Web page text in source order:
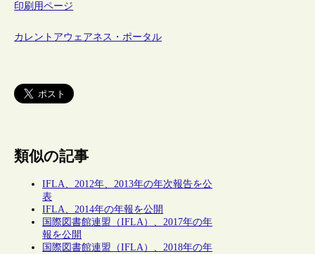
印刷用ページ
カレントアウェアネス・ポータル
類似の記事
IFLA、2012年、2013年の年次報告を公
表
IFLA、2014年の年報を公開
国際図書館連盟（IFLA）、2017年の年
報を公開
国際図書館連盟（IFLA）、2018年の年